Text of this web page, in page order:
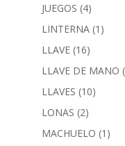
JUEGOS (4)
LINTERNA (1)
LLAVE (16)
LLAVE DE MANO
LLAVES (10)
LONAS (2)
MACHUELO (1)